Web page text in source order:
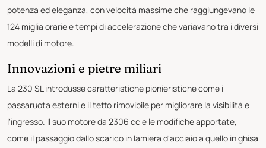
potenza ed eleganza, con velocità massime che raggiungevano le
124 miglia orarie e tempi di accelerazione che variavano tra i diversi
modelli di motore.
Innovazioni e pietre miliari
La 230 SL introdusse caratteristiche pionieristiche come i
passaruota esterni e il tetto rimovibile per migliorare la visibilità e
l'ingresso. Il suo motore da 2306 cc e le modifiche apportate,
come il passaggio dallo scarico in lamiera d'acciaio a quello in ghisa